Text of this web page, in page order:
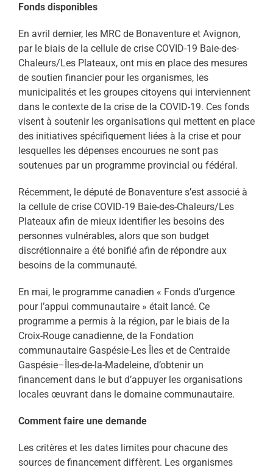
Fonds disponibles
En avril dernier, les MRC de Bonaventure et Avignon,
par le biais de la cellule de crise COVID-19 Baie-des-
Chaleurs/Les Plateaux, ont mis en place des mesures
de soutien financier pour les organismes, les
municipalités et les groupes citoyens qui interviennent
dans le contexte de la crise de la COVID-19. Ces fonds
visent à soutenir les organisations qui mettent en place
des initiatives spécifiquement liées à la crise et pour
lesquelles les dépenses encourues ne sont pas
soutenues par un programme provincial ou fédéral.
Récemment, le député de Bonaventure s’est associé à
la cellule de crise COVID-19 Baie-des-Chaleurs/Les
Plateaux afin de mieux identifier les besoins des
personnes vulnérables, alors que son budget
discrétionnaire a été bonifié afin de répondre aux
besoins de la communauté.
En mai, le programme canadien « Fonds d’urgence
pour l’appui communautaire » était lancé. Ce
programme a permis à la région, par le biais de la
Croix-Rouge canadienne, de la Fondation
communautaire Gaspésie-Les Îles et de Centraide
Gaspésie–Îles-de-la-Madeleine, d’obtenir un
financement dans le but d’appuyer les organisations
locales œuvrant dans le domaine communautaire.
Comment faire une demande
Les critères et les dates limites pour chacune des
sources de financement diffèrent. Les organismes